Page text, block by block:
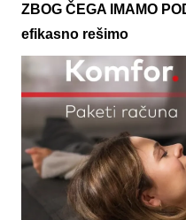
ZBOG ČEGA IMAMO
efikasno rešimo